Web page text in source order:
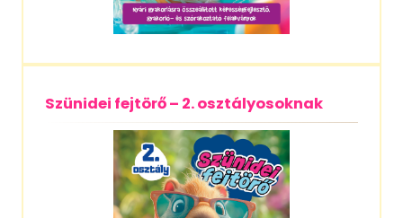
Szünidei fejtörő – 2. osztályosoknak